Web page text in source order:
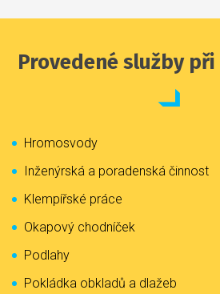
Provedené služby
Hromosvody
Inženýrská a poradenská činnost
Klempířské práce
Okapový chodníček
Podlahy
Pokládka obkladů a dlažeb